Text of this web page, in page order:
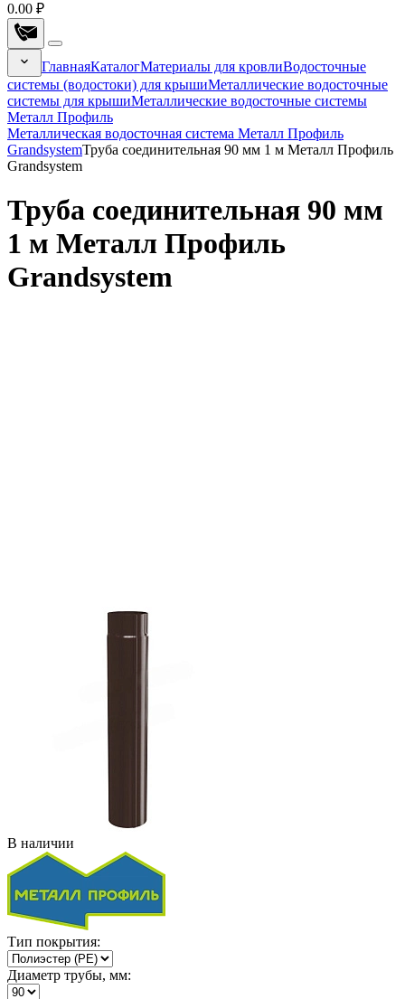
0.00 ₽
ГлавнаяКаталогМатериалы для кровлиВодосточные
системы (водостоки) для крышиМеталлические водосточные
системы для крышиМеталлические водосточные системы
Металл Профиль
Металлическая водосточная система Металл Профиль
GrandsystemТруба соединительная 90 мм 1 м Металл Профиль
Grandsystem
Труба соединительная 90 мм
1 м Металл Профиль
Grandsystem
В наличии
Тип покрытия:
Диаметр трубы, мм: